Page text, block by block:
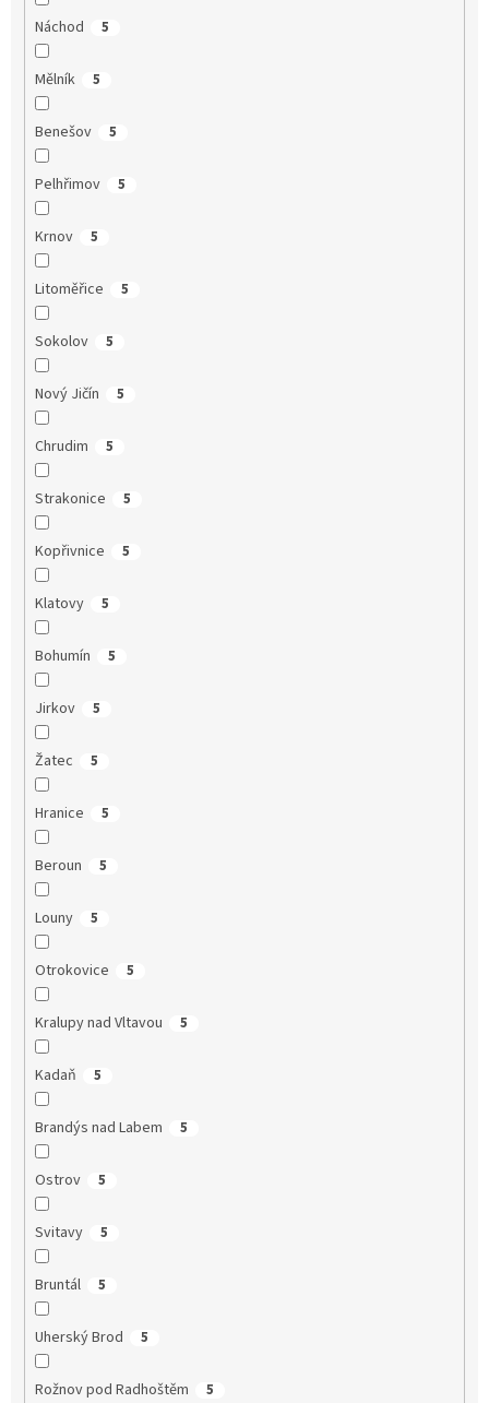
Náchod 5
Mělník 5
Benešov 5
Pelhřimov 5
Krnov 5
Litoměřice 5
Sokolov 5
Nový Jičín 5
Chrudim 5
Strakonice 5
Kopřivnice 5
Klatovy 5
Bohumín 5
Jirkov 5
Žatec 5
Hranice 5
Beroun 5
Louny 5
Otrokovice 5
Kralupy nad Vltavou 5
Kadaň 5
Brandýs nad Labem 5
Ostrov 5
Svitavy 5
Bruntál 5
Uherský Brod 5
Rožnov pod Radhoštěm 5